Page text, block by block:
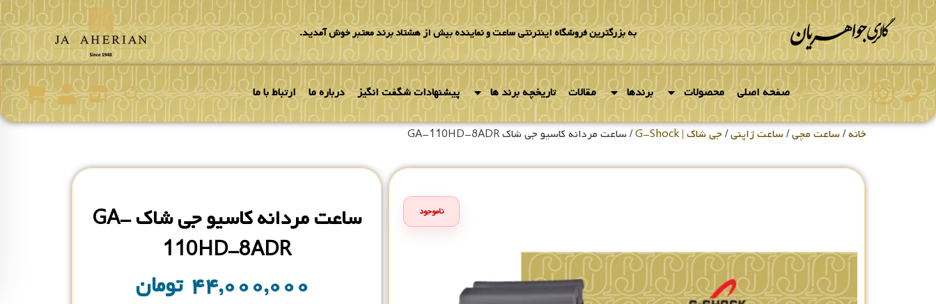
به بزرگترین فروشگاه اینترنتی ساعت و نماینده بیش از هشتاد برند معتبر خوش آمدید.
صفحه اصلی محصولات برندها مقالات تاریخچه برند ها پیشنهادات شگفت انگیز درباره ما ارتباط با ما
خانه/ساعت مچی/ساعت ژاپنی/ جی شاک | G-Shock / ساعت مردانه کاسیو جی شاک GA-110HD-8ADR
ناموجود
ساعت مردانه کاسیو جی شاک GA-
110HD-8ADR
۴۴,۰۰۰,۰۰۰ تومان